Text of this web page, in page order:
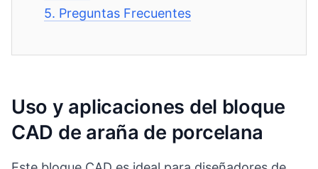
5. Preguntas Frecuentes
Uso y aplicaciones del bloque
CAD de araña de porcelana